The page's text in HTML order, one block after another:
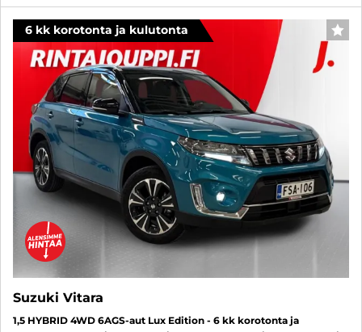
6 kk korotonta ja kulutonta
Suzuki Vitara
1,5 HYBRID 4WD 6AGS-aut Lux Edition - 6 kk korotonta ja